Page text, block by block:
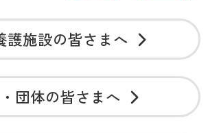
護施設の皆さまへ
団体の皆さまへ